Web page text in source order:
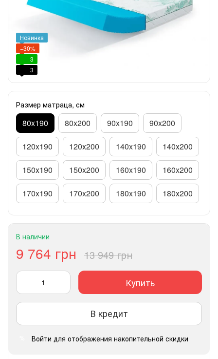
Новинка
−30%
3
3
Размер матраца, см
80x190 80x200 90x190 90x200
120x190 120х200 140x190 140х200
150х190 150x200 160x190 160x200
170x190 170x200 180x190 180х200
В наличии
9 764 грн 13 949 грн
Купить
В кредит
Войти для отображения накопительной скидки